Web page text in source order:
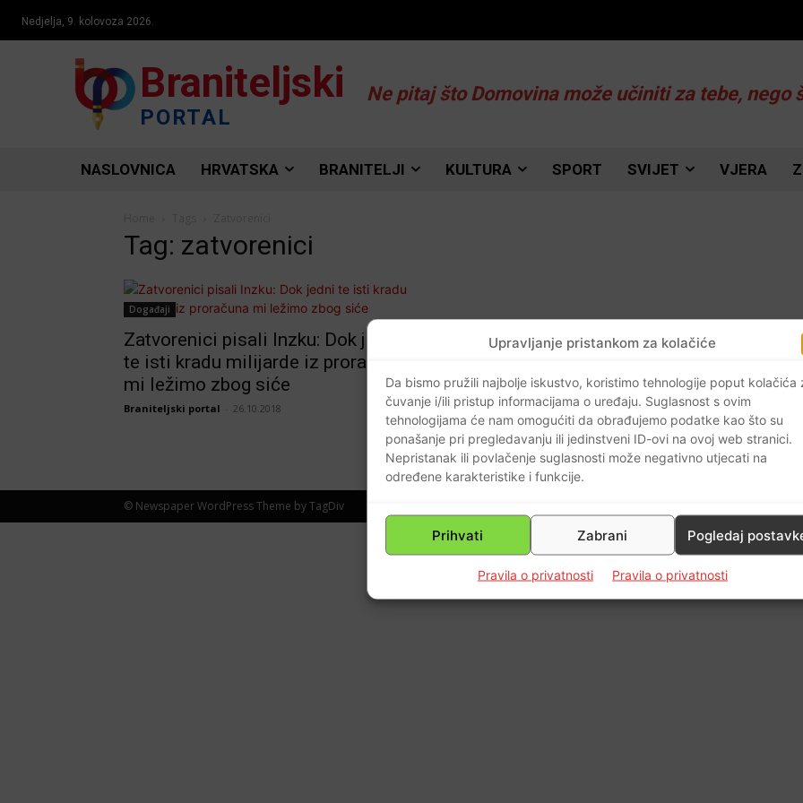
Upravljanje pristankom za kolačiće
Da bismo pružili najbolje iskustvo, koristimo tehnologije poput kolačića
čuvanje i/ili pristup informacijama o uređaju. Suglasnost s ovim
tehnologijama će nam omogućiti da obrađujemo podatke kao što su
ponašanje pri pregledavanju ili jedinstveni ID-ovi na ovoj web stranici.
Nepristanak ili povlačenje suglasnosti može negativno utjecati na
određene karakteristike i funkcije.
Prihvati Zabrani Pogledaj
Pravila o privatnosti Pravila o privatnosti
Nedjelja, 9. kolovoza 2026.
Braniteljski
PORTAL
Ne pitaj što Domovina može učiniti za tebe, nego
NASLOVNICA HRVATSKA BRANITELJI KULTURA SPORT SVIJET VJERA
Tag: zatvorenici
Događaji
Zatvorenici pisali Inzku: Dok jedni
te isti kradu milijarde iz proračuna
mi ležimo zbog siće
Braniteljski portal 26.10.2018 1
© Newspaper WordPress Theme by TagDiv